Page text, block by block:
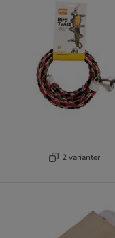
2 varianter